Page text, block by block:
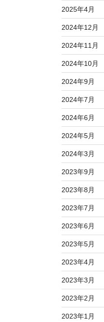
2025年4月
2024年12月
2024年11月
2024年10月
2024年9月
2024年7月
2024年6月
2024年5月
2024年3月
2023年9月
2023年8月
2023年7月
2023年6月
2023年5月
2023年4月
2023年3月
2023年2月
2023年1月